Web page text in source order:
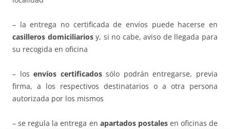
– la entrega no certificada de envíos puede hacerse en
casilleros domiciliariosy, si no cabe, aviso de llegada para
su recogida en oficina
– losenvíos certificadossólo podrán entregarse, previa
firma, a los respectivos destinatarios o a otra persona
autorizada por los mismos
– se regula la entrega en apartados postalesen oficinas de